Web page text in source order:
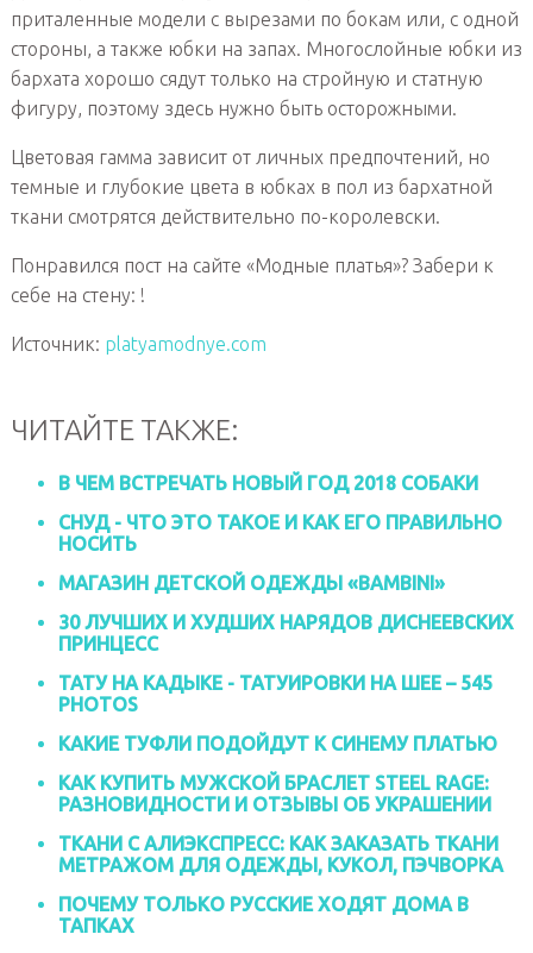
приталенные модели с вырезами по бокам или, с одной
стороны, а также юбки на запах. Многослойные юбки из
бархата хорошо сядут только на стройную и статную
фигуру, поэтому здесь нужно быть осторожными.
Цветовая гамма зависит от личных предпочтений, но
темные и глубокие цвета в юбках в пол из бархатной
ткани смотрятся действительно по-королевски.
Понравился пост на сайте «Модные платья»? Забери к
себе на стену: !
Источник: platyamodnye.com
ЧИТАЙТЕ ТАКЖЕ:
В ЧЕМ ВСТРЕЧАТЬ НОВЫЙ ГОД 2018 СОБАКИ
СНУД - ЧТО ЭТО ТАКОЕ И КАК ЕГО ПРАВИЛЬНО
НОСИТЬ
МАГАЗИН ДЕТСКОЙ ОДЕЖДЫ «ВAMBINI»
30 ЛУЧШИХ И ХУДШИХ НАРЯДОВ ДИСНЕЕВСКИХ
ПРИНЦЕСС
ТАТУ НА КАДЫКЕ - ТАТУИРОВКИ НА ШЕЕ – 545
PHOTOS
КАКИЕ ТУФЛИ ПОДОЙДУТ К СИНЕМУ ПЛАТЬЮ
КАК КУПИТЬ МУЖСКОЙ БРАСЛЕТ STEEL RAGE:
РАЗНОВИДНОСТИ И ОТЗЫВЫ ОБ УКРАШЕНИИ
ТКАНИ С АЛИЭКСПРЕСС: КАК ЗАКАЗАТЬ ТКАНИ
МЕТРАЖОМ ДЛЯ ОДЕЖДЫ, КУКОЛ, ПЭЧВОРКА
ПОЧЕМУ ТОЛЬКО РУССКИЕ ХОДЯТ ДОМА В
ТАПКАХ